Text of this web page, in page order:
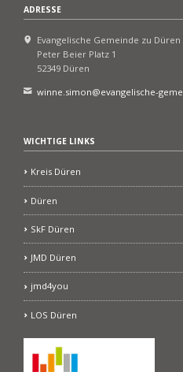
ADRESSE
Evangelische Gemeinde zu Düren
Peter Beier Platz 1
52349 Düren
winne.simon@evangelische-
WICHTIGE LINKS
Kreis Düren
Düren
SkF Düren
JMD Düren
jmd4you
LOS Düren